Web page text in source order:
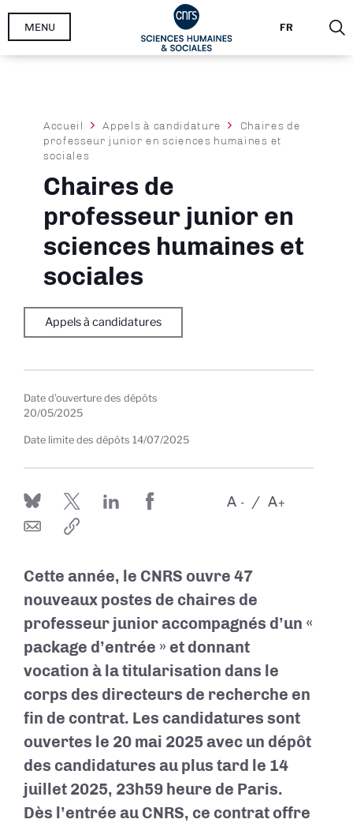
Aller
FR
MENU
Fil
d'Ariane
Accueil Appels à candidature
Chaires de
professeur junior en sciences humaines et
sociales
Chaires de
professeur junior en
sciences humaines et
sociales
Appels à candidatures
Date d’ouverture des dépôts
20/05/2025
Date limite des dépôts 14/07/2025
-
A +
A
Cette année, le CNRS ouvre 47
nouveaux postes de chaires de
professeur junior accompagnés d’un «
package d’entrée » et donnant
vocation à la titularisation dans le
corps des directeurs de recherche en
fin de contrat. Les candidatures sont
ouvertes le 20 mai 2025 avec un dépôt
des candidatures au plus tard le 14
juillet 2025, 23h59 heure de Paris.
Dès l’entrée au CNRS, ce contrat offre